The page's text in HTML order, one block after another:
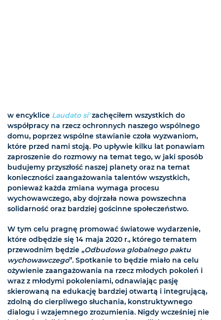
w encyklice Laudato si'zachęciłem wszystkich do
współpracy na rzecz ochronnych naszego wspólnego
domu, poprzez wspólne stawianie czoła wyzwaniom,
które przed nami stoją. Po upływie kilku lat ponawiam
zaproszenie do rozmowy na temat tego, w jaki sposób
budujemy przyszłość naszej planety oraz na temat
konieczności zaangażowania talentów wszystkich,
ponieważ każda zmiana wymaga procesu
wychowawczego, aby dojrzała nowa powszechna
solidarność oraz bardziej gościnne społeczeństwo.
W tym celu pragnę promować światowe wydarzenie,
które odbędzie się 14 maja 2020 r., którego tematem
przewodnim będzie „Odbudowa globalnego paktu
wychowawczego”. Spotkanie to będzie miało na celu
ożywienie zaangażowania na rzecz młodych pokoleń i
wraz z młodymi pokoleniami, odnawiając pasję
skierowaną na edukację bardziej otwartą i integrującą,
zdolną do cierpliwego słuchania, konstruktywnego
dialogu i wzajemnego zrozumienia. Nigdy wcześniej nie